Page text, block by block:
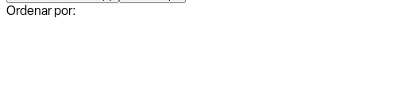
Ordenar por: